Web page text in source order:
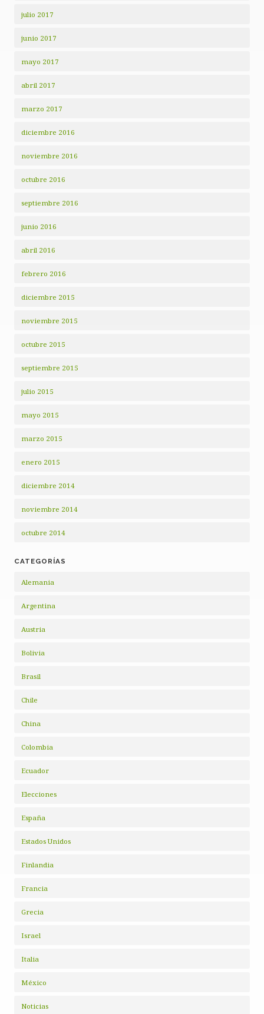
julio 2017
junio 2017
mayo 2017
abril 2017
marzo 2017
diciembre 2016
noviembre 2016
octubre 2016
septiembre 2016
junio 2016
abril 2016
febrero 2016
diciembre 2015
noviembre 2015
octubre 2015
septiembre 2015
julio 2015
mayo 2015
marzo 2015
enero 2015
diciembre 2014
noviembre 2014
octubre 2014
CATEGORÍAS
Alemania
Argentina
Austria
Bolivia
Brasil
Chile
China
Colombia
Ecuador
Elecciones
España
Estados Unidos
Finlandia
Francia
Grecia
Israel
Italia
México
Noticias